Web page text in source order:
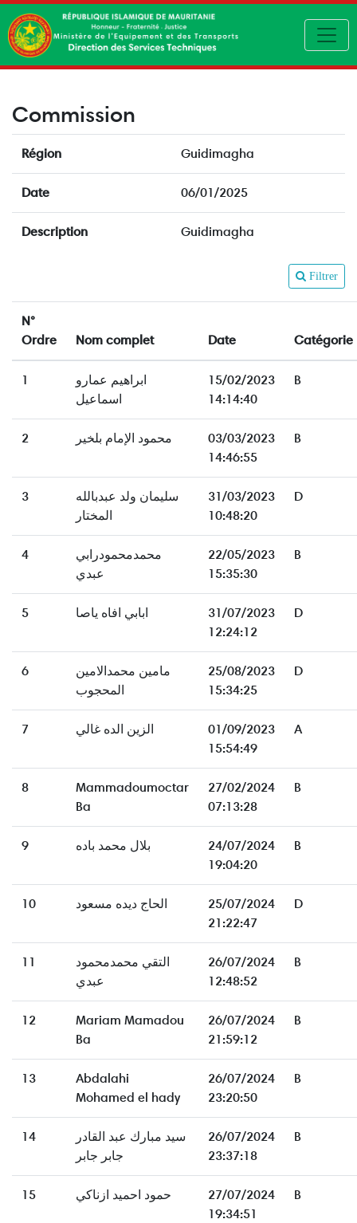
Commission
Région Guidimagha
Date 06/01/2025
Description Guidimagha
Filtrer
N°
Ordre
Nom complet Date Catégorie
1
ابراهيم عمارو
اسماعيل
15/02/2023
14:14:40
B
2 محمود الإمام بلخير
03/03/2023
14:46:55
B
3
سليمان ولد عبدبالله
المختار
31/03/2023
10:48:20
D
4
محمدمحمودرابي
عبدي
22/05/2023
15:35:30
B
5 ابابي افاه ياصا
31/07/2023
12:24:12
D
6
مامين محمدالامين
المحجوب
25/08/2023
15:34:25
D
7 الزين الده غالي
01/09/2023
15:54:49
A
8
Mammadoumoctar
Ba
27/02/2024
07:13:28
B
9 بلال محمد باده
24/07/2024
19:04:20
B
10 الحاج ديده مسعود
25/07/2024
21:22:47
D
11
التقي محمدمحمود
عبدي
26/07/2024
12:48:52
B
12
Mariam Mamadou
Ba
26/07/2024
21:59:12
B
13
Abdalahi
Mohamed el hady
26/07/2024
23:20:50
B
14
سيد مبارك عبد القادر
جابر جابر
26/07/2024
23:37:18
B
15 حمود احميد ازناكي
27/07/2024
19:34:51
B